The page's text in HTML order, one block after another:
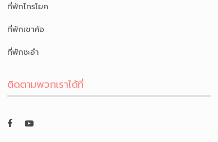
ที่พักไทรโยค
ที่พักเขาค้อ
ที่พักชะอำ
ติดตามพวกเราได้ที่